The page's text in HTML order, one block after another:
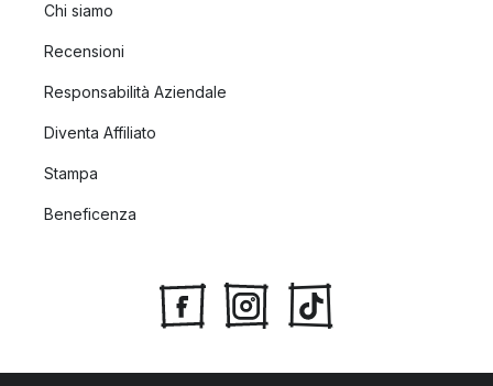
Chi siamo
Recensioni
Responsabilità Aziendale
Diventa Affiliato
Stampa
Beneficenza